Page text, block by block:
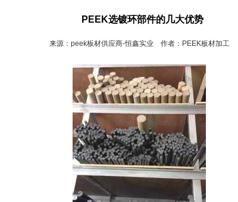
PEEK选镀环部件的几大优势
来源：peek板材供应商-恒鑫实业 作者：PEEK板材加工